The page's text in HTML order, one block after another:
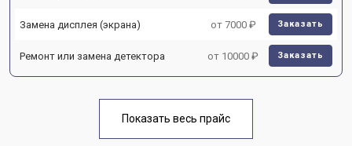
Замена дисплея (экрана) от 7000 ₽ Заказать
Ремонт или замена детектора от 10000 ₽ Заказать
Показать весь прайс